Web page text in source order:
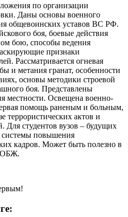
по организации
Даны основы военного
общевоинских уставов ВС РФ.
боя, боевые действия
бою, способы ведения
признаки
Рассматривается огневая
и метания гранат, особенности
основы методики строевой
боя. Представлены
местности. Освещена военно-
помощь раненым и больным,
террористических актов и
Для студентов вузов – будущих
повышения
кадров. Может быть полезно в
ОБЖ.